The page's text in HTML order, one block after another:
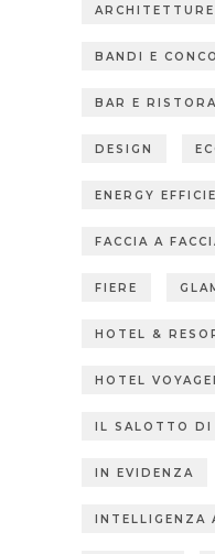
BANDI E
BAR E
DESIGN
ENERGY
FACCIA A
FIERE
HOTEL &
HOTEL
IL SALOTTO DI
IN EVIDENZA
INTELLIGENZA